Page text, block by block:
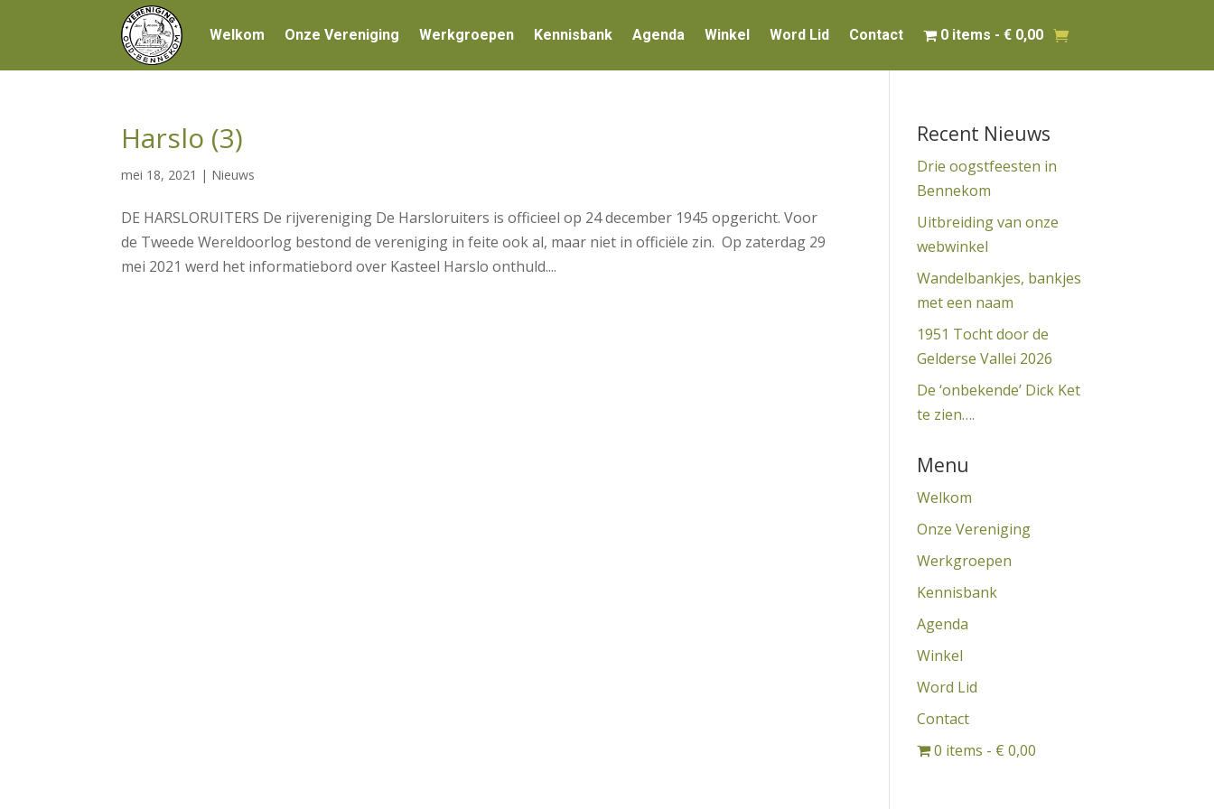
Welkom Onze Vereniging Werkgroepen Kennisbank Agenda Winkel Word Lid Contact 0 items € 0,00
Harslo (3)
mei 18, 2021 | Nieuws
DE HARSLORUITERS De rijvereniging De Harsloruiters is officieel op 24 december 1945 opgericht. Voor
de Tweede Wereldoorlog bestond de vereniging in feite ook al, maar niet in officiële zin. Op zaterdag 29
mei 2021 werd het informatiebord over Kasteel Harslo onthuld....
Recent Nieuws
Drie oogstfeesten in
Bennekom
Uitbreiding van onze
webwinkel
Wandelbankjes, bankjes
met een naam
1951 Tocht door de
Gelderse Vallei 2026
De ‘onbekende’ Dick Ket
te zien….
Menu
Welkom
Onze Vereniging
Werkgroepen
Kennisbank
Agenda
Winkel
Word Lid
Contact
0 items
€ 0,00